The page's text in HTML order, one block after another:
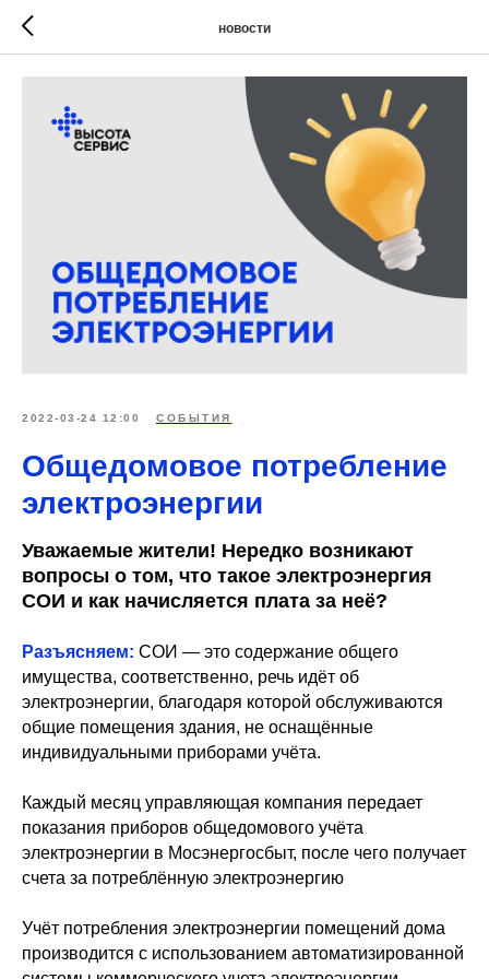
новости
2022-03-24 12:00 СОБЫТИЯ
Общедомовое потребление
электроэнергии
Уважаемые жители! Нередко возникают
вопросы о том, что такое электроэнергия
СОИ и как начисляется плата за неё?
Разъясняем: СОИ — это содержание общего
имущества, соответственно, речь идёт об
электроэнергии, благодаря которой обслуживаются
общие помещения здания, не оснащённые
индивидуальными приборами учёта.
Каждый месяц управляющая компания передает
показания приборов общедомового учёта
электроэнергии в Мосэнергосбыт, после чего получает
счета за потреблённую электроэнергию
Учёт потребления электроэнергии помещений дома
производится с использованием автоматизированной